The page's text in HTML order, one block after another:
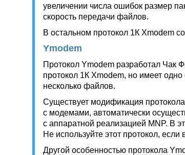
увеличении числа ошибок размер
скорость передачи файлов.
В остальном протокол 1К Xmodem
Ymodem
Протокол Ymodem разработал Чак
протокол 1К Xmodem, но имеет
несколько файлов.
Существует модификация
с модемами, автоматически
с аппаратной реализацией MNP. В
Не используйте этот протокол,
Другой особенностью протокола